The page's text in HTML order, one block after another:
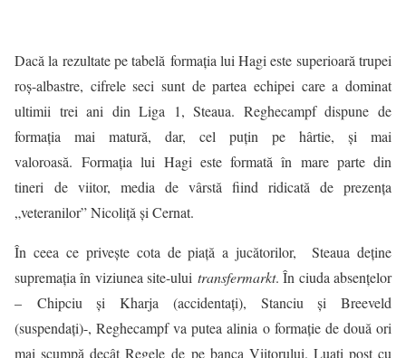
Dacă la rezultate pe tabelă formaţia lui Hagi este superioară trupei
roş-albastre, cifrele seci sunt de partea echipei care a dominat
ultimii trei ani din Liga 1, Steaua. Reghecampf dispune de
formaţia mai matură, dar, cel puţin pe hârtie, şi mai
valoroasă. Formaţia lui Hagi este formată în mare parte din
tineri de viitor, media de vârstă fiind ridicată de prezenţa
„veteranilor” Nicoliţă şi Cernat.
În ceea ce priveşte cota de piaţă a jucătorilor, Steaua deține
supremația în viziunea site-ului transfermarkt. În ciuda absenţelor
– Chipciu şi Kharja (accidentaţi), Stanciu şi Breeveld
(suspendaţi)-, Reghecampf va putea alinia o formaţie de două ori
mai scumpă decât Regele de pe banca Viitorului. Luați post cu